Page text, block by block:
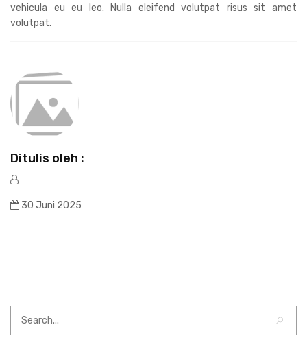
vehicula eu eu leo. Nulla eleifend volutpat risus sit amet
volutpat.
Ditulis oleh :
30 Juni 2025